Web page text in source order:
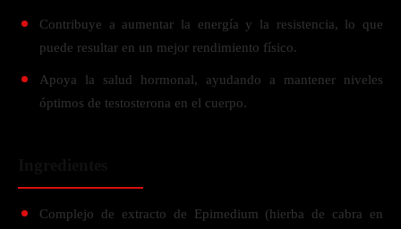
Contribuye a aumentar la energía y la resistencia, lo que
puede resultar en un mejor rendimiento físico.
Apoya la salud hormonal, ayudando a mantener niveles
óptimos de testosterona en el cuerpo.
Complejo de extracto de Epimedium (hierba de cabra en